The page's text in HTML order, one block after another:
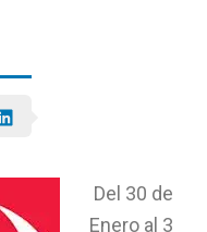
Del 30 de
Enero al 3